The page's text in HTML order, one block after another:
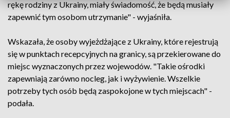
rękę rodziny z Ukrainy, miały świadomość, że będą musiały
zapewnić tym osobom utrzymanie" - wyjaśniła.
Wskazała, że osoby wyjeżdżające z Ukrainy, które rejestrują
się w punktach recepcyjnych na granicy, są przekierowane do
miejsc wyznaczonych przez wojewodów. "Takie ośrodki
zapewniają zarówno nocleg, jak i wyżywienie. Wszelkie
potrzeby tych osób będą zaspokojone w tych miejscach" -
podała.